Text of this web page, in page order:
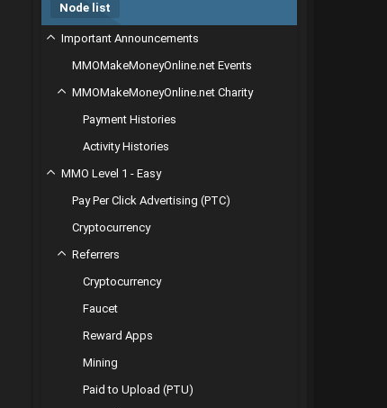
Node list
Important Announcements
MMOMakeMoneyOnline.net Events
MMOMakeMoneyOnline.net Charity
Payment Histories
Activity Histories
MMO Level 1 - Easy
Pay Per Click Advertising (PTC)
Cryptocurrency
Referrers
Cryptocurrency
Faucet
Reward Apps
Mining
Paid to Upload (PTU)